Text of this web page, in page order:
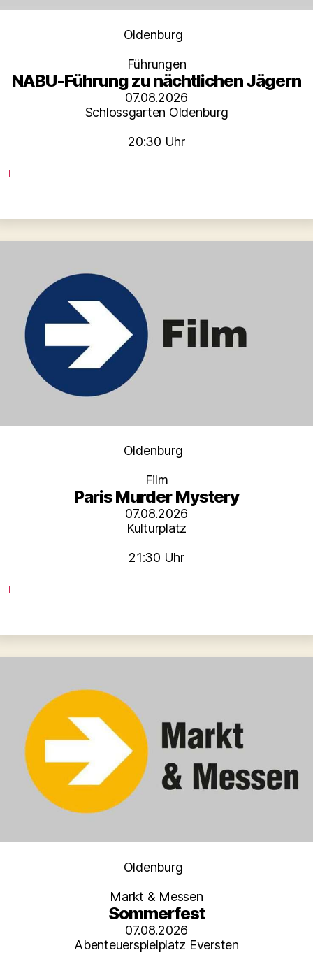
Kategorien
Oldenburg
Führungen
NABU-Führung zu nächtlichen Jägern
07.08.2026
Schlossgarten Oldenburg
20:30 Uhr
Kategorien
Oldenburg
Film
Paris Murder Mystery
07.08.2026
Kulturplatz
21:30 Uhr
Kategorien
Oldenburg
Markt & Messen
Sommerfest
07.08.2026
Abenteuerspielplatz Eversten